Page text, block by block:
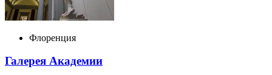
Флоренция
Галерея Академии